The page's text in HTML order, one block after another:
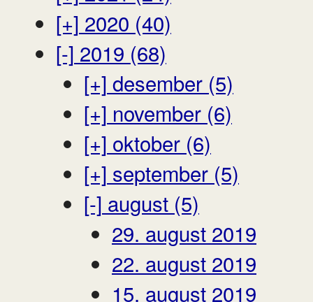
[+] 2020 (40)
[-] 2019 (68)
[+] desember (5)
[+] november (6)
[+] oktober (6)
[+] september (5)
[-] august (5)
29. august 2019
22. august 2019
15. august 2019